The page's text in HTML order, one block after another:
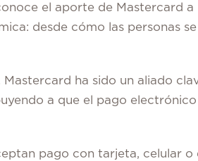
el aporte de Mastercard a
desde cómo las personas
Mastercard ha sido un aliado
a que el pago electrónico
pago con tarjeta, celular o